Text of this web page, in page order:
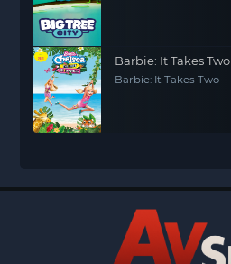
Barbie: It Takes Two
Barbie: It Takes Two